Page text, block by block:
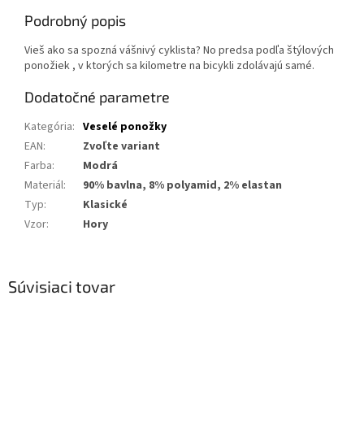
Súvisiaci tovar
Podrobný popis
Vieš ako sa spozná vášnivý cyklista? No predsa podľa štýlových
ponožiek , v ktorých sa kilometre na bicykli zdolávajú samé.
Dodatočné parametre
Kategória: Veselé ponožky
EAN:
Zvoľte variant
Farba:
Modrá
Materiál:
90% bavlna, 8% polyamid, 2% elastan
Typ:
Klasické
Vzor: Hory